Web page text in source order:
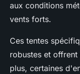
aux conditions
vents forts.
Ces tentes
robustes et
plus, certaines